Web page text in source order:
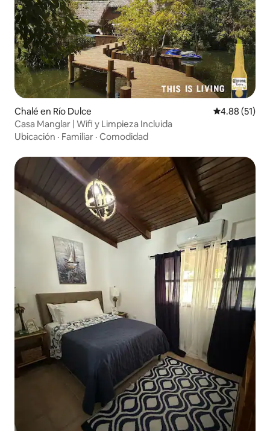
Chalé en Río Dulce Calificación
4.88 (51)
Casa Manglar | Wifi y Limpieza Incluida
Ubicación · Familiar · Comodidad